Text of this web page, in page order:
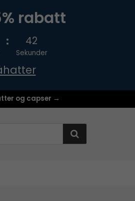
rabatt
41
Sekunder
og capser →